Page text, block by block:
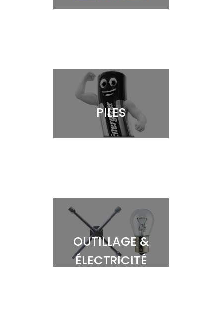
PILES
OUTILLAGE &
ÉLECTRICITÉ